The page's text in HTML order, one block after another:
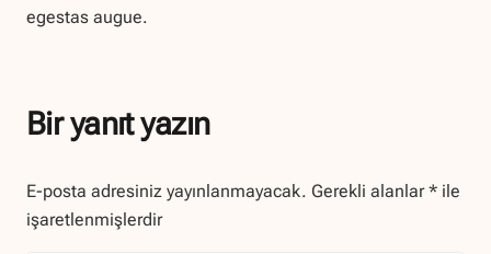
egestas augue.
Bir yanıt yazın
E-posta adresiniz yayınlanmayacak. Gerekli alanlar* ile
işaretlenmişlerdir